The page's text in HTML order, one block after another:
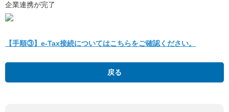
企業連携が完了
【手順③】e-Tax接続についてはこちらをご確認ください。
戻る